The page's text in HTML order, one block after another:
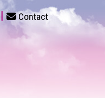
Contact